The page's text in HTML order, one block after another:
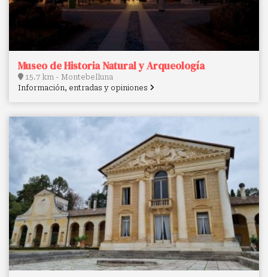
Museo de Historia Natural y Arqueología
15.7 km - Montebelluna
Información, entradas y opiniones